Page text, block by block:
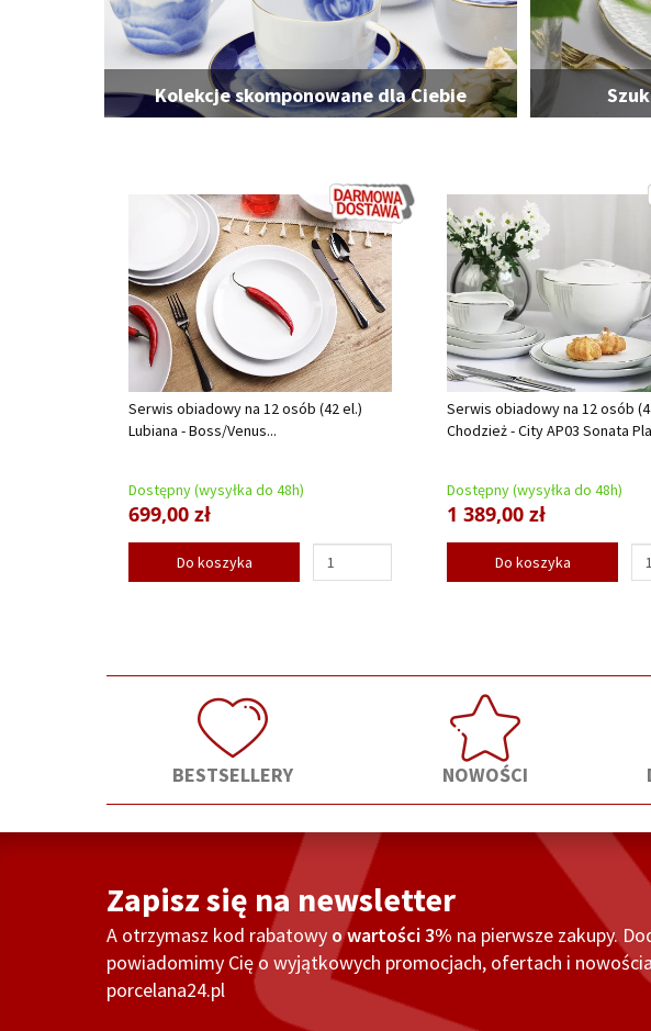
Kolekcje skomponowane dla Ciebie
Serwis obiadowy na 12 osób (42 el.)
Lubiana - Boss/Venus...
Dostępny (wysyłka do 48h)
699,00 zł
Do koszyka
Serwis obiadowy na 12 osób
Chodzież - City AP03 Sonata
Dostępny (wysyłka do 48h)
1 389,00 zł
Do koszyka
BESTSELLERY NOWOŚCI
Zapisz się na newsletter
A otrzymasz kod rabatowy o wartości 3% na pierwsze zakupy.
powiadomimy Cię o wyjątkowych promocjach, ofertach i
porcelana24.pl